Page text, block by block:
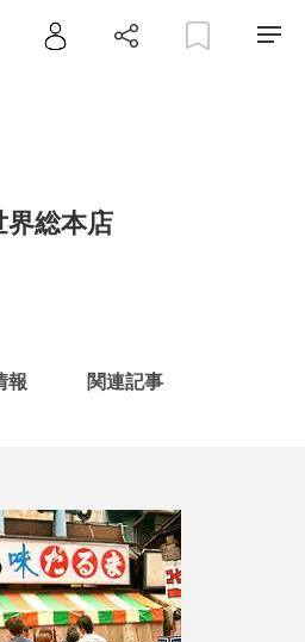
総本店
報 関連記事